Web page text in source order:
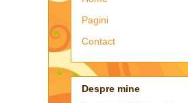
Pagini
Contact
Despre mine